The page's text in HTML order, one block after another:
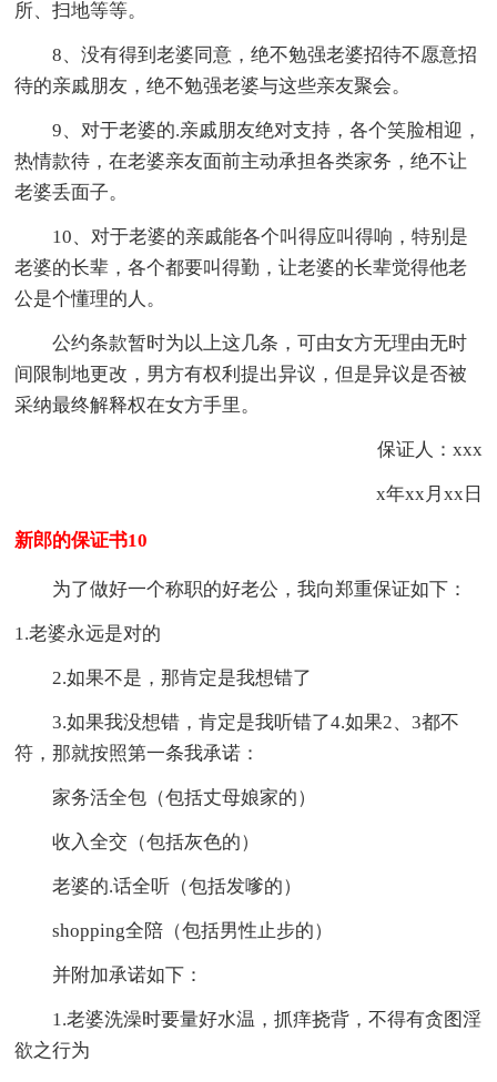
所、扫地等等。
8、没有得到老婆同意，绝不勉强老婆招待不愿意招
待的亲戚朋友，绝不勉强老婆与这些亲友聚会。
9、对于老婆的.亲戚朋友绝对支持，各个笑脸相迎，
热情款待，在老婆亲友面前主动承担各类家务，绝不让
老婆丢面子。
10、对于老婆的亲戚能各个叫得应叫得响，特别是
老婆的长辈，各个都要叫得勤，让老婆的长辈觉得他老
公是个懂理的人。
公约条款暂时为以上这几条，可由女方无理由无时
间限制地更改，男方有权利提出异议，但是异议是否被
采纳最终解释权在女方手里。
保证人：xxx
x年xx月xx日
新郎的保证书10
为了做好一个称职的好老公，我向郑重保证如下：
1.老婆永远是对的
2.如果不是，那肯定是我想错了
3.如果我没想错，肯定是我听错了4.如果2、3都不
符，那就按照第一条我承诺：
家务活全包（包括丈母娘家的）
收入全交（包括灰色的）
老婆的.话全听（包括发嗲的）
shopping全陪（包括男性止步的）
并附加承诺如下：
1.老婆洗澡时要量好水温，抓痒挠背，不得有贪图淫
欲之行为